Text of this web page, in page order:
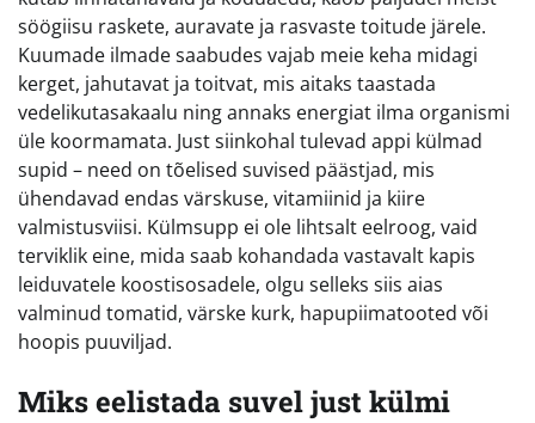
söögiisu raskete, auravate ja rasvaste toitude järele.
Kuumade ilmade saabudes vajab meie keha midagi
kerget, jahutavat ja toitvat, mis aitaks taastada
vedelikutasakaalu ning annaks energiat ilma organismi
üle koormamata. Just siinkohal tulevad appi külmad
supid – need on tõelised suvised päästjad, mis
ühendavad endas värskuse, vitamiinid ja kiire
valmistusviisi. Külmsupp ei ole lihtsalt eelroog, vaid
terviklik eine, mida saab kohandada vastavalt kapis
leiduvatele koostisosadele, olgu selleks siis aias
valminud tomatid, värske kurk, hapupiimatooted või
hoopis puuviljad.
Miks eelistada suvel just külmi